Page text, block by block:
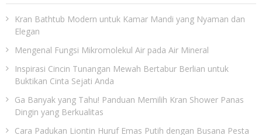
Kran Bathtub Modern untuk Kamar Mandi yang Nyaman dan
Elegan
Mengenal Fungsi Mikromolekul Air pada Air Mineral
Inspirasi Cincin Tunangan Mewah Bertabur Berlian untuk
Buktikan Cinta Sejati Anda
Ga Banyak yang Tahu! Panduan Memilih Kran Shower Panas
Dingin yang Berkualitas
Cara Padukan Liontin Huruf Emas Putih dengan Busana Pesta